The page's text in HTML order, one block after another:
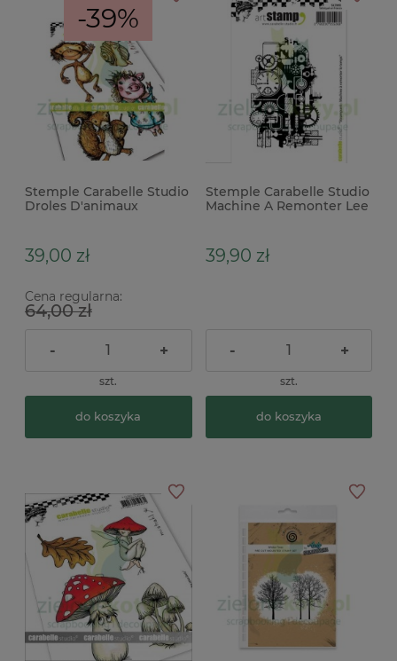
-39%
Stemple Carabelle Studio
Droles D'animaux
39,00 zł
Cena regularna:
64,00 zł
- +
szt.
do koszyka
Stemple Carabelle Studio
Machine A Remonter Lee
39,90 zł
- +
szt.
do koszyka